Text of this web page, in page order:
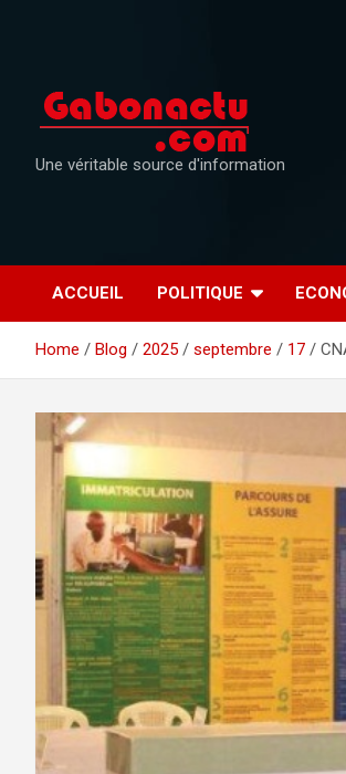
Une véritable source d'information
ACCUEIL POLITIQUE
Home Blog 2025 septembre 17